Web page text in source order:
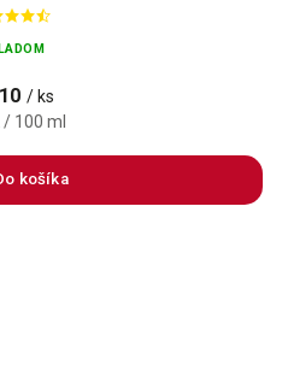
/ ks
100 ml
košíka